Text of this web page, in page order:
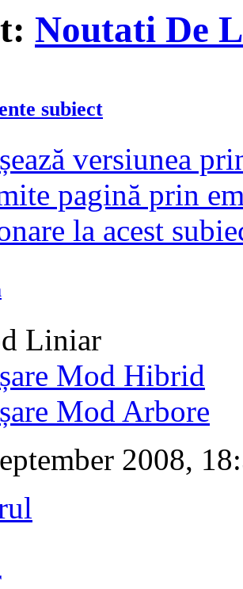
Noutati De
subiect
versiunea
pagină prin
la acest
Liniar
Mod Hibrid
Mod Arbore
2008,